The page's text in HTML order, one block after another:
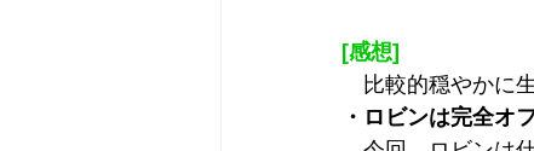
[感想]
比較的穏やかに生
・ロビンは完全オ